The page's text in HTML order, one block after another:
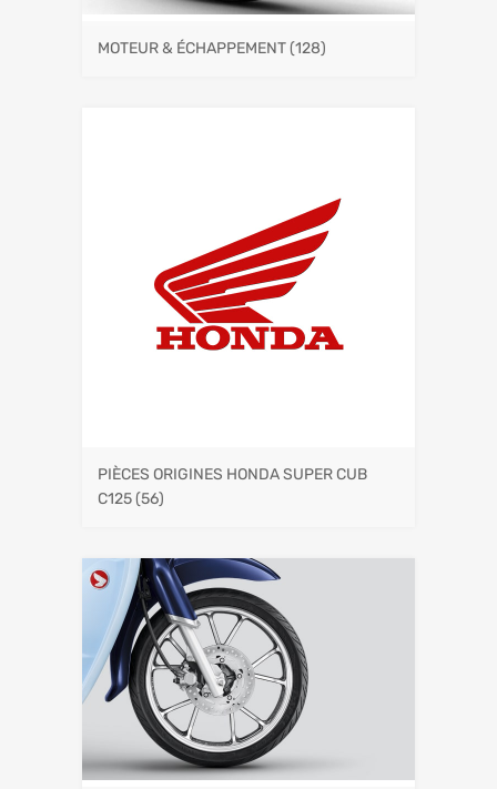
MOTEUR & ÉCHAPPEMENT(128)
PIÈCES ORIGINES HONDA SUPER CUB
C125(56)